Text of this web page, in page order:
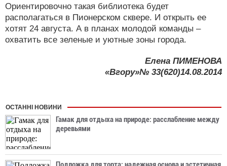
Ориентировочно такая библиотека будет
располагаться в Пионерском сквере. И открыть ее
хотят 24 августа. А в планах молодой команды –
охватить все зеленые и уютные зоны города.
Елена ПИМЕНОВА
«Вгору»№ 33(620)14.08.2014
ОСТАННІ НОВИНИ
Гамак для отдыха на природе: расслабление между
деревьями